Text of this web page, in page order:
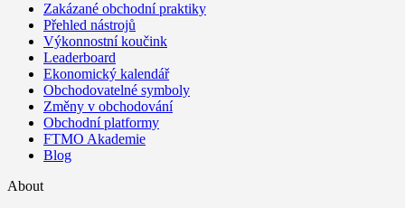
Zakázané obchodní praktiky
Přehled nástrojů
Výkonnostní koučink
Leaderboard
Ekonomický kalendář
Obchodovatelné symboly
Změny v obchodování
Obchodní platformy
FTMO Akademie
Blog
About